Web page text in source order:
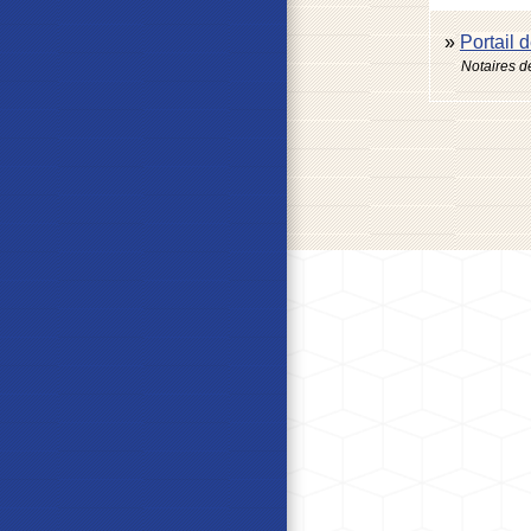
Portail
Notaires